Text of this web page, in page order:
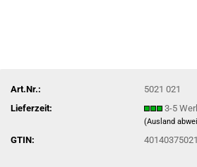
Art.Nr.:
5021 021
Lieferzeit:
3-5
(Ausland
GTIN: